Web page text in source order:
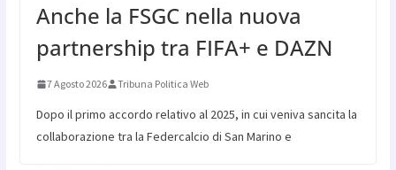
Anche la FSGC nella nuova
partnership tra FIFA+ e DAZN
7 Agosto 2026 Tribuna Politica Web
Dopo il primo accordo relativo al 2025, in cui veniva sancita la
collaborazione tra la Federcalcio di San Marino e